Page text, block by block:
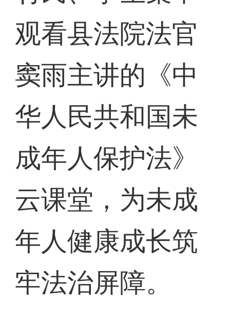
观看县法院法官
窦雨主讲的《中
华人民共和国未
成年人保护法》
云课堂，为未成
年人健康成长筑
牢法治屏障。